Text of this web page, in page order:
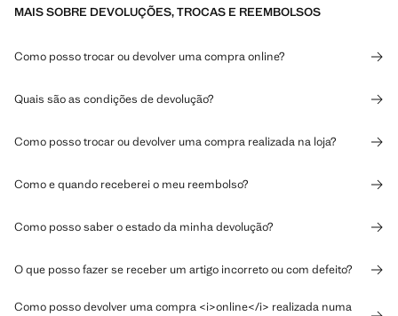
MAIS SOBRE DEVOLUÇÕES, TROCAS E REEMBOLSOS
Como posso trocar ou devolver uma compra online?
Quais são as condições de devolução?
Como posso trocar ou devolver uma compra realizada na loja?
Como e quando receberei o meu reembolso?
Como posso saber o estado da minha devolução?
O que posso fazer se receber um artigo incorreto ou com defeito?
Como posso devolver uma compra <i>online</i> realizada numa